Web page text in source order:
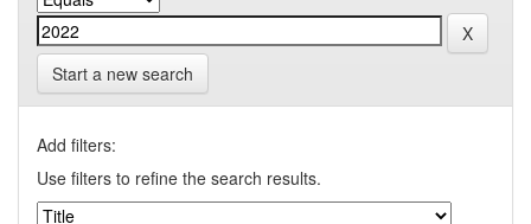
Start a new search
Add filters:
Use filters to refine the search results.